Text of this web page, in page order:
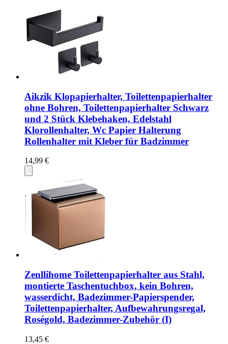
Aikzik Klopapierhalter, Toilettenpapierhalter
ohne Bohren, Toilettenpapierhalter Schwarz
und 2 Stück Klebehaken, Edelstahl
Klorollenhalter, Wc Papier Halterung
Rollenhalter mit Kleber für Badzimmer
14,99 €
Zenllihome Toilettenpapierhalter aus Stahl,
montierte Taschentuchbox, kein Bohren,
wasserdicht, Badezimmer-Papierspender,
Toilettenpapierhalter, Aufbewahrungsregal,
Roségold, Badezimmer-Zubehör (I)
13,45 €